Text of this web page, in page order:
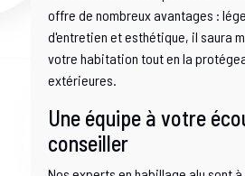
offre de nombreux avantages :
d'entretien et esthétique, il saura
votre habitation tout en la
extérieures.
Une équipe à votre
conseiller